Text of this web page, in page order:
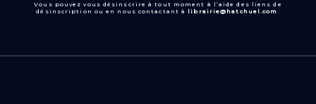
Vous pouvez vous désinscrire à tout moment à l’aide des liens de
désinscription ou en nous contactant à librairie@hatchuel.com .